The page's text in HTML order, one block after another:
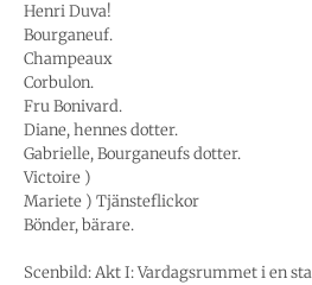
Henri Duva!
Bourganeuf.
Champeaux
Corbulon.
Fru Bonivard.
Diane, hennes dotter.
Gabrielle, Bourganeufs dotter.
Victoire )
Mariete ) Tjänsteflickor
Bönder, bärare.
Scenbild: Akt I: Vardagsrummet i en